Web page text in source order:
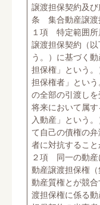
譲渡担保契約及
条 集合動産譲渡
１項 特定範囲所
譲渡担保契約（
う。）に基づく
担保権」という
担保権者」とい
の全部の引渡し
将来において属
入動産」という
て自己の債権の
者に対抗すること
２項 同一の動産
動産譲渡担保権
動産質権とが競
渡担保権に係る